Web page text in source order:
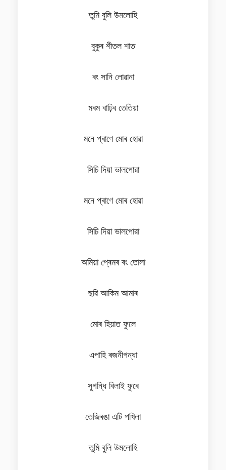
তুমি বুলি উমলোহি
বুকুৰ শীতল শাত
ৰং সানি লোৱানা
মৰম বাঢ়িব তেতিয়া
মনে প্ৰাণে মোৰ হোৱা
সিচি দিয়া ভালপোৱা
মনে প্ৰাণে মোৰ হোৱা
সিচি দিয়া ভালপোৱা
অমিয়া প্ৰেমৰ ৰং তোলা
ছৱি আকিম আমাৰ
মোৰ হিয়াত ফুলে
এপাহি ৰজনীগন্ধা
সুগন্ধি বিলাই ফুৰে
তেজিৰঙা এটি পখিলা
তুমি বুলি উমলোহি